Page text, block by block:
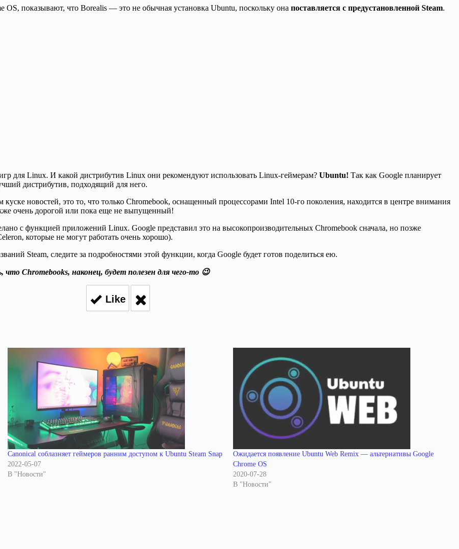
показывают, что Borealis — это не обычная установка Ubuntu, поскольку она поставляется с предустановленной Steam.
для Linux. И какой дистрибутив Linux они рекомендуют использовать Linux-геймерам? Ubuntu! Так как Google планирует
дистрибутив, подходящий для него.
куске новостей, это то, что только Chromebook, оснащенный процессорами Intel 10-го поколения, находится в центре внимания
очень дорогой или пока еще не выпущенный!
с функцией приложений Linux. Google представил это на высокопроизводительных Chromebook сначала, но позже
которые не могут работать очень хорошо).
Steam, следите за подробностями этой функции, когда Google будет готов поделиться ею.
Chromebooks, наконец, будет полезен для чего-то 😉
Like
Canonical соблазняет геймеров ранним доступом к Ubuntu Steam Snap
2022-05-07
В "Новости"
Ожидается появление Ubuntu Web Remix — альтернативы Google
Chrome OS
2020-07-28
В "Новости"